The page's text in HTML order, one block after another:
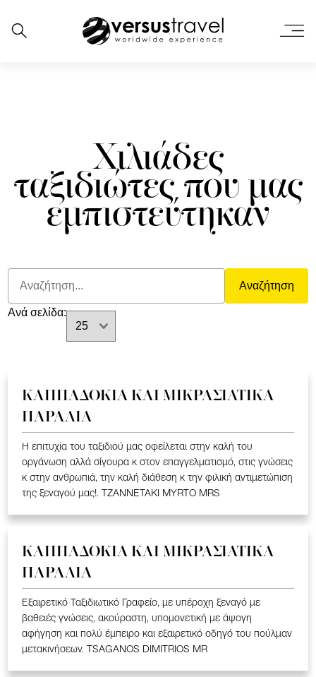
Χιλιάδες
ταξιδιώτες που μας
εμπιστεύτηκαν
Αναζήτηση
Ανά σελίδα:
ΚΑΠΠΑΔΟΚΙΑ ΚΑΙ ΜΙΚΡΑΣΙΑΤΙΚΑ
ΠΑΡΑΛΙΑ
Η επιτυχία του ταξιδιού μας οφείλεται στην καλή του
οργάνωση αλλά σίγουρα κ στον επαγγελματισμό, στις γνώσεις
κ στην ανθρωπιά, την καλή διάθεση κ την φιλική αντιμετώπιση
της ξεναγού μας!. TZANNETAKI MYRTO MRS
ΚΑΠΠΑΔΟΚΙΑ ΚΑΙ ΜΙΚΡΑΣΙΑΤΙΚΑ
ΠΑΡΑΛΙΑ
Εξαιρετικό Ταξιδιωτικό Γραφείο, με υπέροχη ξεναγό με
βαθειές γνώσεις, ακούραστη, υπομονετική με άψογη
αφήγηση και πολύ έμπειρο και εξαιρετικό οδηγό του πούλμαν
μετακινήσεων. TSAGANOS DIMITRIOS MR